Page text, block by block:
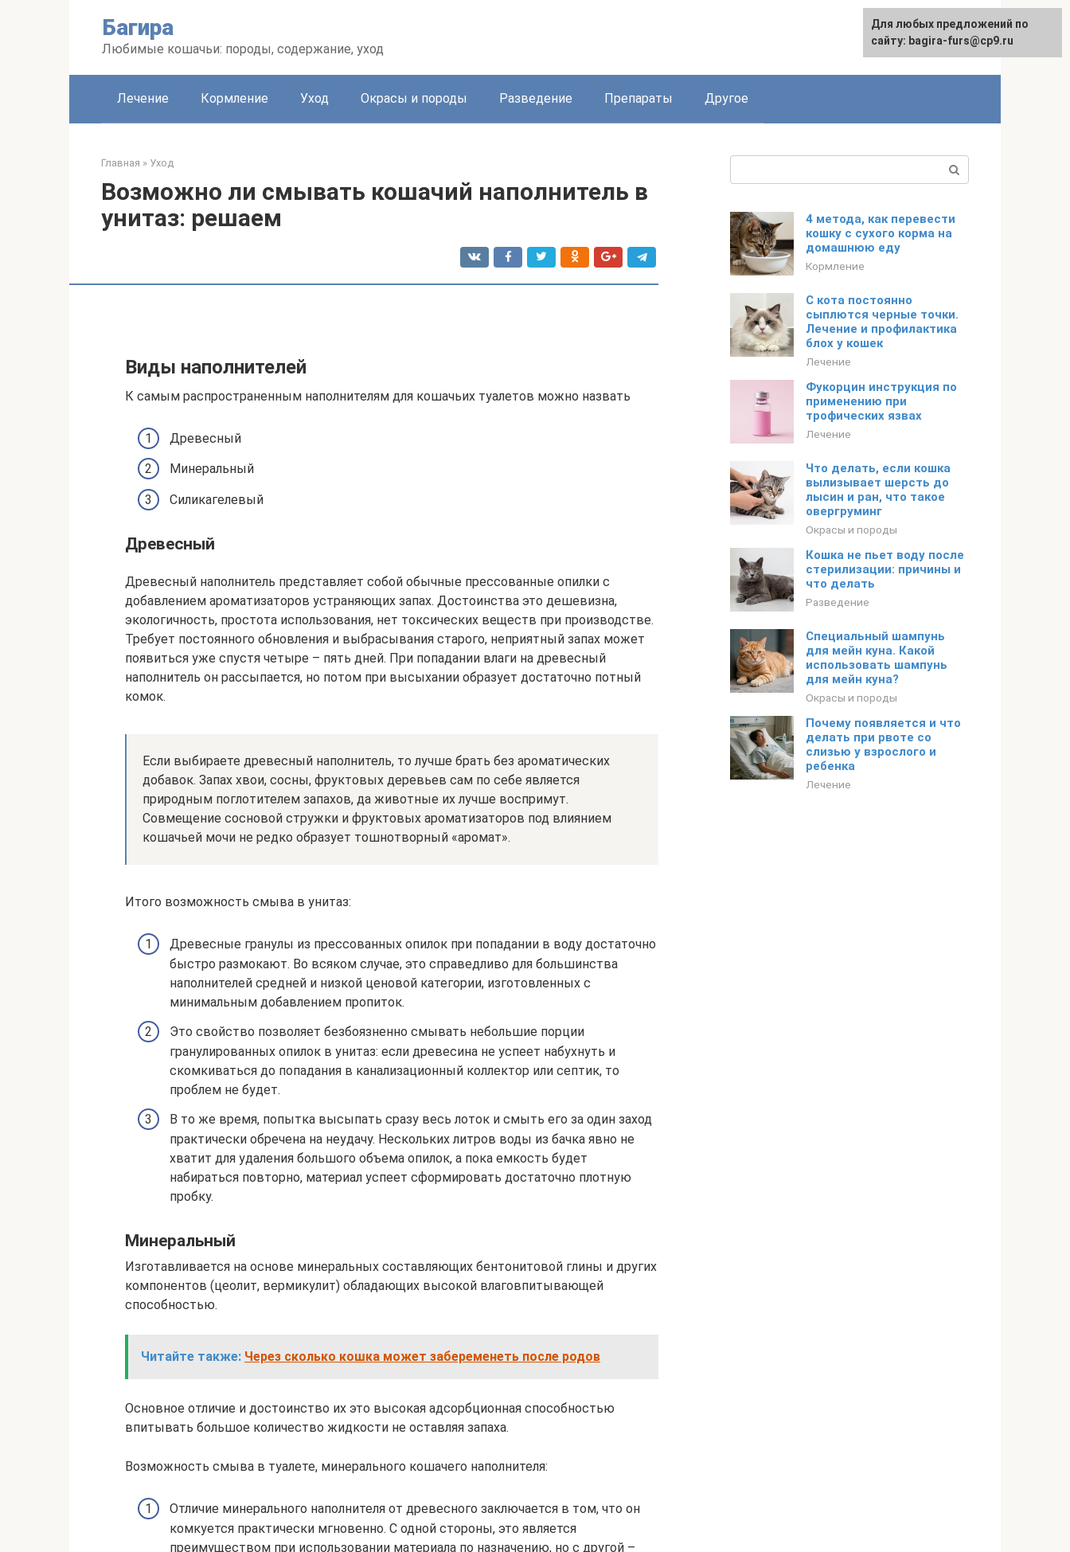
Багира
Любимые кошачьи: породы, содержание, уход
Лечение Кормление Уход Окрасы и породы Разведение Препараты Другое
Главная » Уход
Возможно ли смывать кошачий наполнитель в
унитаз: решаем
Виды наполнителей
К самым распространенным наполнителям для кошачьих туалетов можно назвать
Древесный
Минеральный
Силикагелевый
Древесный
Древесный наполнитель представляет собой обычные прессованные опилки с
добавлением ароматизаторов устраняющих запах. Достоинства это дешевизна,
экологичность, простота использования, нет токсических веществ при производстве.
Требует постоянного обновления и выбрасывания старого, неприятный запах может
появиться уже спустя четыре – пять дней. При попадании влаги на древесный
наполнитель он рассыпается, но потом при высыхании образует достаточно потный
комок.
Если выбираете древесный наполнитель, то лучше брать без ароматических
добавок. Запах хвои, сосны, фруктовых деревьев сам по себе является
природным поглотителем запахов, да животные их лучше воспримут.
Совмещение сосновой стружки и фруктовых ароматизаторов под влиянием
кошачьей мочи не редко образует тошнотворный «аромат».
Итого возможность смыва в унитаз:
Древесные гранулы из прессованных опилок при попадании в воду достаточно
быстро размокают. Во всяком случае, это справедливо для большинства
наполнителей средней и низкой ценовой категории, изготовленных с
минимальным добавлением пропиток.
Это свойство позволяет безбоязненно смывать небольшие порции
гранулированных опилок в унитаз: если древесина не успеет набухнуть и
скомкиваться до попадания в канализационный коллектор или септик, то
проблем не будет.
В то же время, попытка высыпать сразу весь лоток и смыть его за один заход
практически обречена на неудачу. Нескольких литров воды из бачка явно не
хватит для удаления большого объема опилок, а пока емкость будет
набираться повторно, материал успеет сформировать достаточно плотную
пробку.
Минеральный
Изготавливается на основе минеральных составляющих бентонитовой глины и других
компонентов (цеолит, вермикулит) обладающих высокой влаговпитывающей
способностью.
Читайте также: Через сколько кошка может забеременеть после родов
Основное отличие и достоинство их это высокая адсорбционная способностью
впитывать большое количество жидкости не оставляя запаха.
Возможность смыва в туалете, минерального кошачего наполнителя:
Отличие минерального наполнителя от древесного заключается в том, что он
комкуется практически мгновенно. С одной стороны, это является
преимуществом при использовании материала по назначению, но с другой –
4 метода, как перевести
кошку с сухого корма на
домашнюю еду
Кормление
С кота постоянно
сыплются черные точки.
Лечение и профилактика
блох у кошек
Лечение
Фукорцин инструкция по
применению при
трофических язвах
Лечение
Что делать, если кошка
вылизывает шерсть до
лысин и ран, что такое
овергруминг
Окрасы и породы
Кошка не пьет воду после
стерилизации: причины и
что делать
Разведение
Специальный шампунь
для мейн куна. Какой
использовать шампунь
для мейн куна?
Окрасы и породы
Почему появляется и что
делать при рвоте со
слизью у взрослого и
ребенка
Лечение
Для любых предложений по
сайту: bagira-furs@cp9.ru